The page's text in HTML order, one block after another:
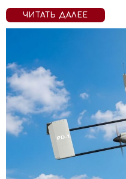
ЧИТАТЬ ДАЛЕЕ